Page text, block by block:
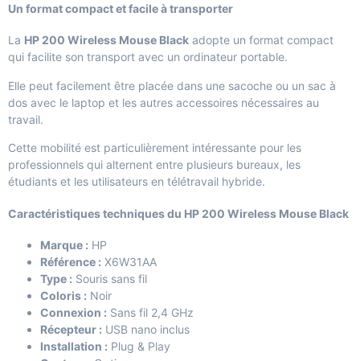
Un format compact et facile à transporter
La HP 200 Wireless Mouse Black adopte un format compact
qui facilite son transport avec un ordinateur portable.
Elle peut facilement être placée dans une sacoche ou un sac à
dos avec le laptop et les autres accessoires nécessaires au
travail.
Cette mobilité est particulièrement intéressante pour les
professionnels qui alternent entre plusieurs bureaux, les
étudiants et les utilisateurs en télétravail hybride.
Caractéristiques techniques du HP 200 Wireless Mouse Black
Marque : HP
Référence : X6W31AA
Type : Souris sans fil
Coloris : Noir
Connexion : Sans fil 2,4 GHz
Récepteur : USB nano inclus
Installation : Plug & Play